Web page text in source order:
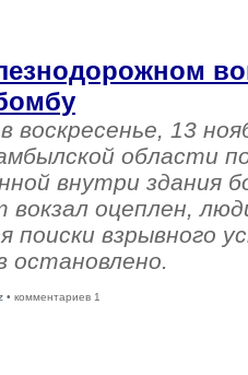
воскресенье, 13
области
внутри здания
оцеплен,
поиски взрывного
остановлено.
• комментариев 1